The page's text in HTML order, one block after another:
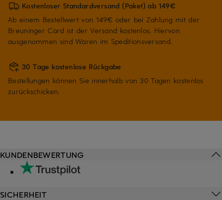
Kostenloser Standardversand (Paket) ab 149€
Ab einem Bestellwert von 149€ oder bei Zahlung mit der
Breuninger Card ist der Versand kostenlos. Hiervon
ausgenommen sind Waren im Speditionsversand.
30 Tage kostenlose Rückgabe
Bestellungen können Sie innerhalb von 30 Tagen kostenlos
zurückschicken.
KUNDENBEWERTUNG
SICHERHEIT